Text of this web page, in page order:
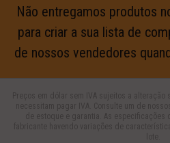
Não entregamos produtos
para criar a sua lista de
de nossos vendedores